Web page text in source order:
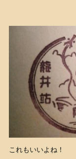
これもいいよね！